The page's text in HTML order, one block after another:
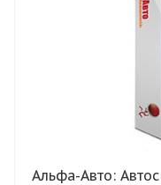
Альфа-Авто: